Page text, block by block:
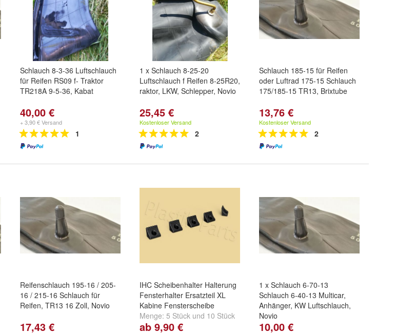
Schlauch 8-3-36 Luftschlauch
für Reifen RS09 f- Traktor
TR218A 9-5-36, Kabat
40,00 €
+ 3,90 € Versand
1
1 x Schlauch 8-25-20
Luftschlauch f Reifen 8-25R20,
raktor, LKW, Schlepper, Novio
25,45 €
Kostenloser Versand
2
Schlauch 185-15 für Reifen
oder Luftrad 175-15 Schlauch
175/185-15 TR13, Brixtube
13,76 €
Kostenloser Versand
2
Reifenschlauch 195-16 / 205-
16 / 215-16 Schlauch für
Reifen, TR13 16 Zoll, Novio
17,43 €
IHC Scheibenhalter Halterung
Fensterhalter Ersatzteil XL
Kabine Fensterscheibe
Menge: 5 Stück und 10 Stück
ab 9,90 €
1 x Schlauch 6-70-13
Schlauch 6-40-13 Multicar,
Anhänger, KW Luftschlauch,
Novio
10,00 €